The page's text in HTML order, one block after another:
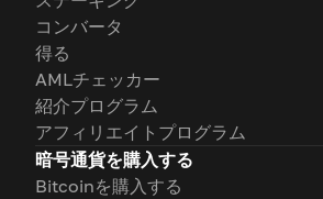
コンバータ
得る
AMLチェッカー
紹介プログラム
アフィリエイトプログラム
暗号通貨を購入する
Bitcoinを購入する